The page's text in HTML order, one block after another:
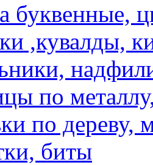
буквенные,
,кувалды,
по
по дереву,
биты